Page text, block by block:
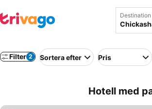
Destination
Filter 2 Sortera efter Pris
Hotell med